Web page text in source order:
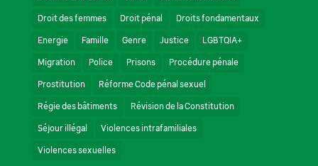
Droit des femmes Droit pénal Droits fondamentaux
Energie Famille Genre Justice LGBTQIA+
Migration Police Prisons Procédure pénale
Prostitution Réforme Code pénal sexuel
Régie des bâtiments Révision de la Constitution
Séjour illégal Violences intrafamiliales
Violences sexuelles